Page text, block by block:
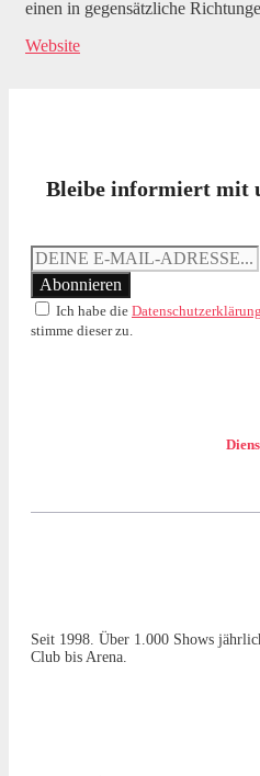
einen in gegensätzliche
Website
Bleibe informiert mit
Ich habe die Datenschutzerklärung
stimme dieser zu.
Seit 1998. Über 1.000 Shows
Club bis Arena.